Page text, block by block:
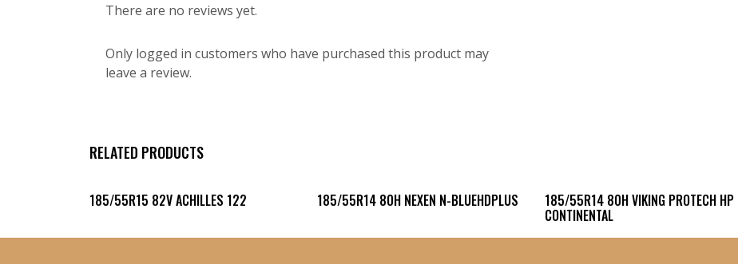
There are no reviews yet.
Only logged in customers who have purchased this product may
leave a review.
RELATED PRODUCTS
185/55R15 82V ACHILLES 122 185/55R14 80H NEXEN N-BLUEHDPLUS 185/55R14 80H VIKING PROTECH HP
CONTINENTAL